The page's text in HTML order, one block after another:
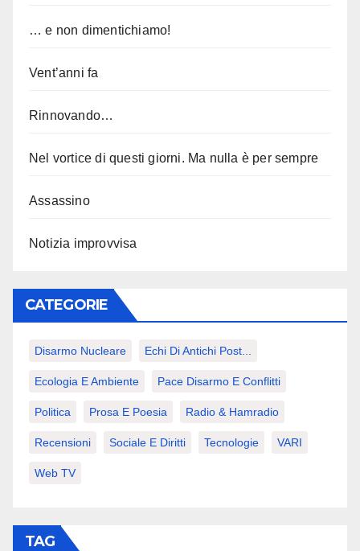
… e non dimentichiamo!
Vent’anni fa
Rinnovando…
Nel vortice di questi giorni. Ma nulla è per sempre
Assassino
Notizia improvvisa
CATEGORIE
Disarmo Nucleare Echi Di Antichi Post...
Ecologia E Ambiente Pace Disarmo E Conflitti
Politica Prosa E Poesia Radio & Hamradio
Recensioni Sociale E Diritti Tecnologie VARI
Web TV
TAG